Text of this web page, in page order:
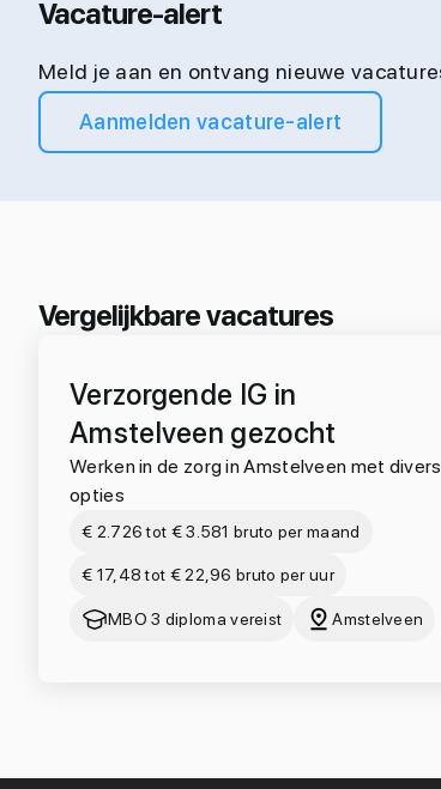
Vacature-alert
Meld je aan en ontvang nieuwe
Aanmelden vacature-alert
Vergelijkbare vacatures
Verzorgende IG in
Amstelveen gezocht
Werken in de zorg in Amstelveen met
opties
€ 2.726 tot € 3.581 bruto per maand
€ 17,48 tot € 22,96 bruto per uur
MBO 3 diploma vereist Amstelveen